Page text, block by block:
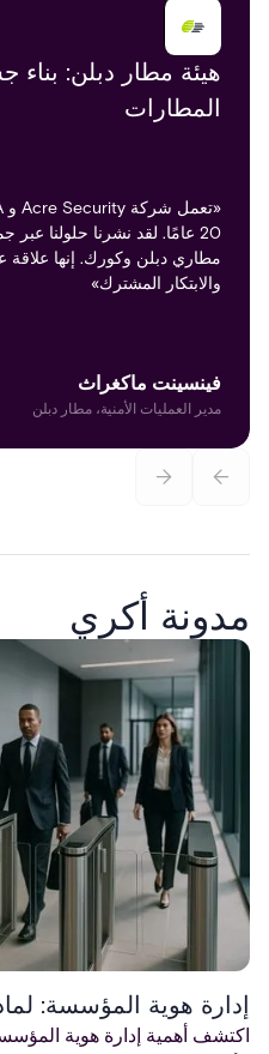
هيئة مطار دبلن:
المطارات
20 عامًا. لقد نشرنا حلولنا
مطاري دبلن وكورك. إنها علاقة
والابتكار المشترك»
فينسينت ماكغراث
مدير العمليات الأمنية، مطار دبلن
مدونة أكري
إدارة هوية المؤسسة:
اكتشف أهمية إدارة هوية